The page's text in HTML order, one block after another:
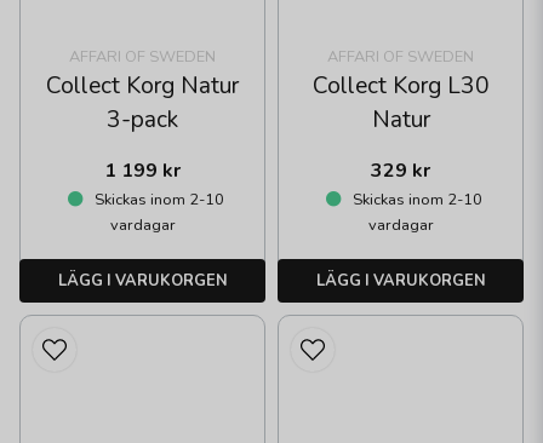
AFFARI OF SWEDEN
Collect Korg Natur
3-pack
1 199 kr
Skickas inom 2-10
vardagar
LÄGG I VARUKORGEN
AFFARI OF SWEDEN
Collect Korg L30
Natur
329 kr
Skickas inom 2-10
vardagar
LÄGG I VARUKORGEN